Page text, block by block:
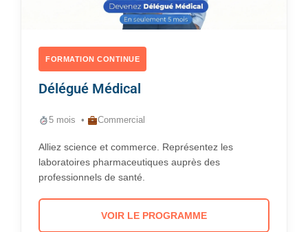
FORMATION CONTINUE
Délégué Médical
5 mois • Commercial
Alliez science et commerce. Représentez les
laboratoires pharmaceutiques auprès des
professionnels de santé.
VOIR LE PROGRAMME